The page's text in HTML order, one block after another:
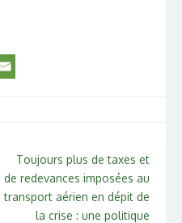
Toujours plus de taxes et
de redevances imposées au
transport aérien en dépit de
la crise : une politique